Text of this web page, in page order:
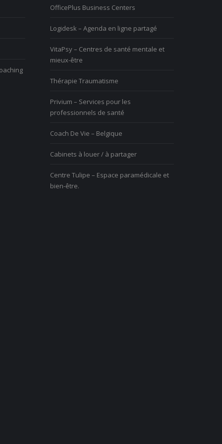
rendre utile?
changement et vous êtes mal à
l’aise
OfficePlus Business Centers
Logidesk – Agenda en ligne partagé
VitaPsy – Centres de santé mentale et
mieux-être
Thérapie Traumatisme
Privium – Services pour les
professionnels de santé
Coach De Vie – Belgique
Cabinets à louer / à partager
Centre Tulipe – Espace paramédicale et
bien-être.